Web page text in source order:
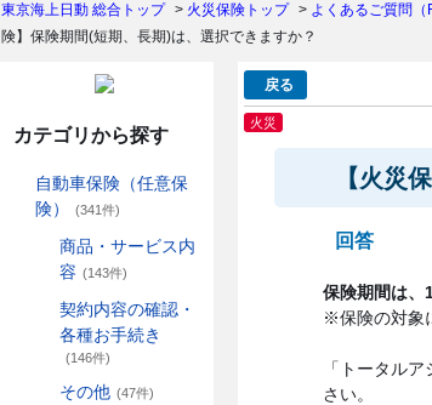
東京海上日動 総合トップ > 火災保険トップ > よくあるご質問（
険】保険期間(短期、長期)は、選択できますか？
カテゴリから探す
自動車保険（任意保
険）
(341件)
商品・サービス内
容 (143件)
契約内容の確認・
各種お手続き
(146件)
その他 (47件)
戻る
火災
【火災
回答
保険期間は、
※保険の対象
「トータル
さい。